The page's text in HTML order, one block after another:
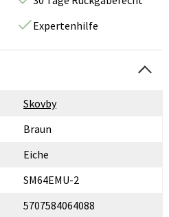
Expertenhilfe
Skovby
Braun
Eiche
SM64EMU-2
5707584064088